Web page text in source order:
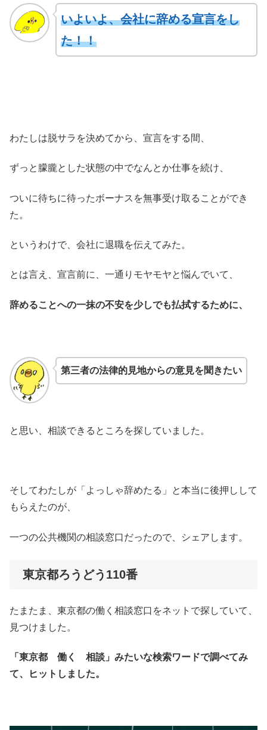
いよいよ、会社に辞める宣言をし
た！！
わたしは脱サラを決めてから、宣言をする間、
ずっと朦朧とした状態の中でなんとか仕事を続け、
ついに待ちに待ったボーナスを無事受け取ることができ
た。
というわけで、会社に退職を伝えてみた。
とは言え、宣言前に、一通りモヤモヤと悩んでいて、
辞めることへの一抹の不安を少しでも払拭するために、
第三者の法律的見地からの意見を聞きたい
と思い、相談できるところを探していました。
そしてわたしが「よっしゃ辞めたる」と本当に後押しして
もらえたのが、
一つの公共機関の相談窓口だったので、シェアします。
東京都ろうどう110番
たまたま、東京都の働く相談窓口をネットで探していて、
見つけました。
「東京都 働く 相談」みたいな検索ワードで調べてみ
て、ヒットしました。